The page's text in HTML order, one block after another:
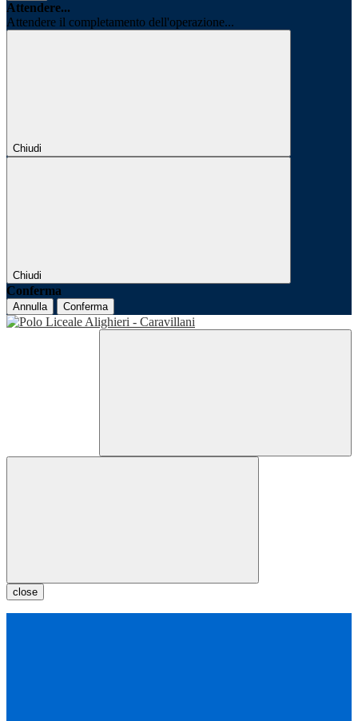
Attendere...
Attendere il completamento dell'operazione...
Chiudi
Chiudi
Conferma
Annulla Conferma
close